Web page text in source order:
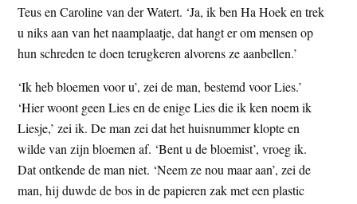
Teus en Caroline van der Watert. ‘Ja, ik ben Ha Hoek en trek
u niks aan van het naamplaatje, dat hangt er om mensen op
hun schreden te doen terugkeren alvorens ze aanbellen.’
‘Ik heb bloemen voor u’, zei de man, bestemd voor Lies.’
‘Hier woont geen Lies en de enige Lies die ik ken noem ik
Liesje,’ zei ik. De man zei dat het huisnummer klopte en
wilde van zijn bloemen af. ‘Bent u de bloemist’, vroeg ik.
Dat ontkende de man niet. ‘Neem ze nou maar aan’, zei de
man, hij duwde de bos in de papieren zak met een plastic